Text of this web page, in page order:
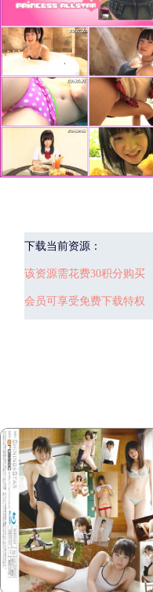
下载当前资源：
该资源需花费30积分购买
会员可享受免费下载特权